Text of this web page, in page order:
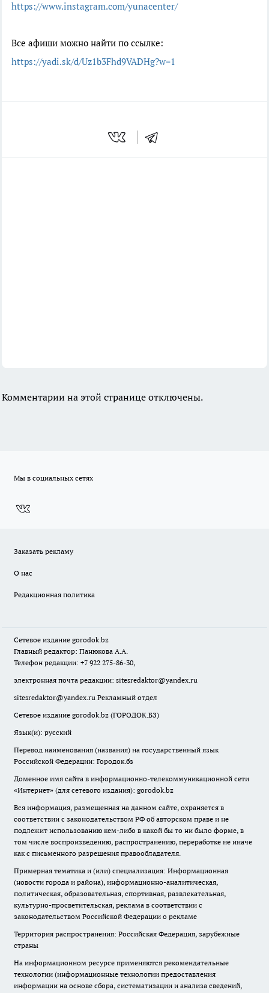
https://www.instagram.com/yunacenter/
Все афиши можно найти по ссылке:
https://yadi.sk/d/Uz1b3Fhd9VADHg?w=1
Комментарии на этой странице отключены.
Мы в социальных сетях
Заказать рекламу
О нас
Редакционная политика
Сетевое издание gorodok.bz
Главный редактор: Панюкова А.А.
Телефон редакции: +7 922 275-86-30,
электронная почта редакции: sitesredaktor@yandex.ru
sitesredaktor@yandex.ru Рекламный отдел
Сетевое издание gorodok.bz (ГОРОДОК.БЗ)
Язык(и): русский
Перевод наименования (названия) на государственный язык
Российской Федерации: Городок.бз
Доменное имя сайта в информационно-телекоммуникационной сети
«Интернет» (для сетевого издания): gorodok.bz
Вся информация, размещенная на данном сайте, охраняется в
соответствии с законодательством РФ об авторском праве и не
подлежит использованию кем-либо в какой бы то ни было форме, в
том числе воспроизведению, распространению, переработке не иначе
как с письменного разрешения правообладателя.
Примерная тематика и (или) специализация: Информационная
(новости города и района), информационно-аналитическая,
политическая, образовательная, спортивная, развлекательная,
культурно-просветительская, реклама в соответствии с
законодательством Российской Федерации о рекламе
Территория распространения: Российская Федерация, зарубежные
страны
На информационном ресурсе применяются рекомендательные
технологии (информационные технологии предоставления
информации на основе сбора, систематизации и анализа сведений,